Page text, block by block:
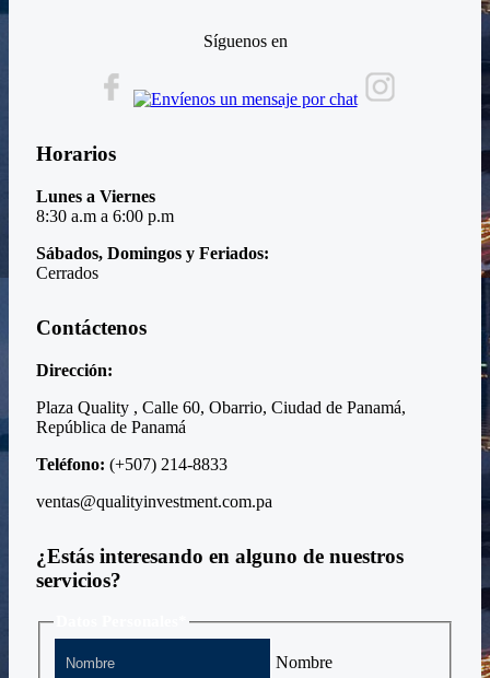
Síguenos en
Horarios
Lunes a Viernes
8:30 a.m a 6:00 p.m
Sábados, Domingos y Feriados:
Cerrados
Contáctenos
Dirección:
Plaza Quality , Calle 60, Obarrio, Ciudad de Panamá,
República de Panamá
Teléfono: (+507) 214-8833
ventas@qualityinvestment.com.pa
¿Estás interesando en alguno de nuestros
servicios?
Nombre